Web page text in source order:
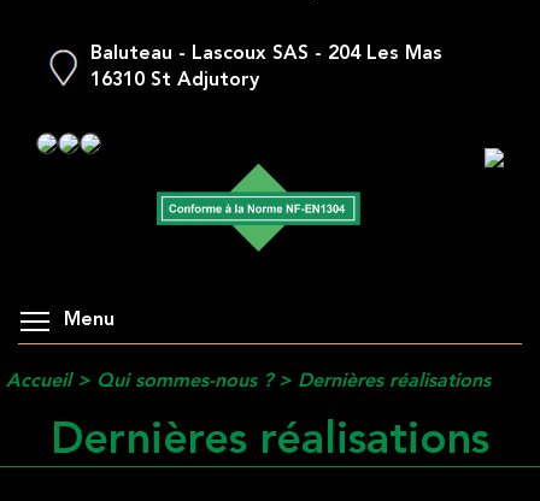
Baluteau - Lascoux SAS - 204 Les Mas
16310 St Adjutory
Menu
Accueil> Qui sommes-nous ?> Dernières réalisations
Dernières réalisations